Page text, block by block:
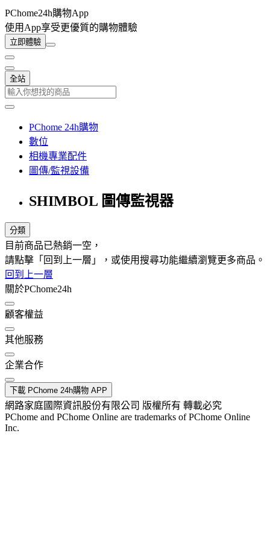
PChome24h購物App
使用App享受更優質的購物體驗
立即體驗
全站
PChome 24h購物
數位
相機專業配件
圖傳/監視設備
SHIMBOL 圖傳監視器
分類
目前商品已熱銷一空，
請點擊「回到上一層」，或使用搜尋功能繼續瀏覽更多商品。
回到上一層
關於PChome24h
顧客權益
其他服務
企業合作
下載 PChome 24h購物 APP
網路家庭國際資訊股份有限公司 版權所有 轉載必究
PChome and PChome Online are trademarks of PChome Online
Inc.